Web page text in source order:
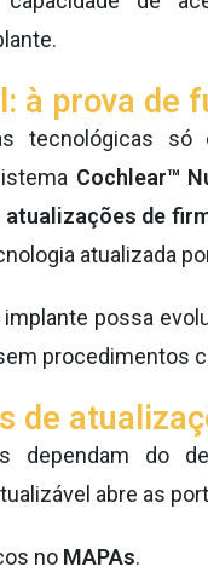
à prova de
tecnológicas
Cochlear™
atualizações de
atualizada
possa
procedimentos
de
dependam do
abre as
no MAPAs.